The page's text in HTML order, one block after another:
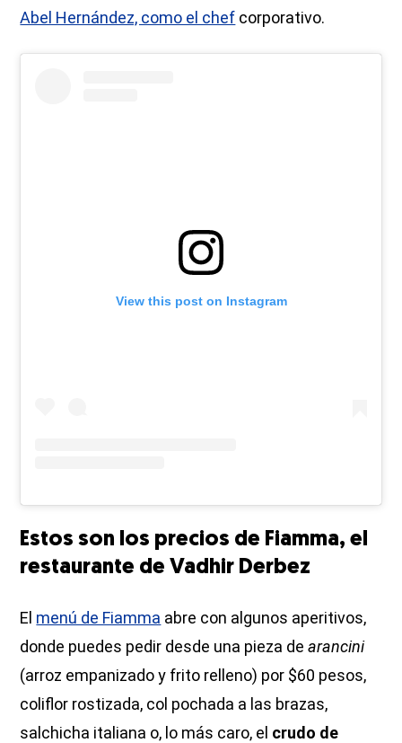
Abel Hernández, como el chef corporativo.
View this post on Instagram
Estos son los precios de Fiamma, el
restaurante de Vadhir Derbez
El menú de Fiamma abre con algunos aperitivos,
donde puedes pedir desde una pieza dearancini
(arroz empanizado y frito relleno) por $60 pesos,
coliflor rostizada, col pochada a las brazas,
salchicha italiana o, lo más caro, el crudo de